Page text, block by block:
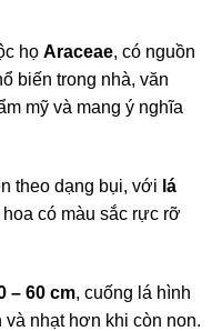
họ Araceae, có nguồn
biến trong nhà, văn
mỹ và mang ý nghĩa
theo dạng bụi, với lá
có màu sắc rực rỡ
– 60 cm, cuống lá hình
nhạt hơn khi còn non.